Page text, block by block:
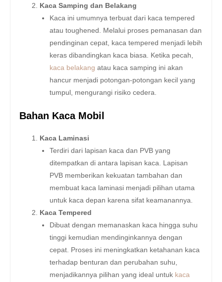
Kaca Samping dan Belakang
Kaca ini umumnya terbuat dari kaca tempered
atau toughened. Melalui proses pemanasan dan
pendinginan cepat, kaca tempered menjadi lebih
keras dibandingkan kaca biasa. Ketika pecah,
kaca belakang atau kaca samping ini akan
hancur menjadi potongan-potongan kecil yang
tumpul, mengurangi risiko cedera.
Bahan Kaca Mobil
Kaca Laminasi
Terdiri dari lapisan kaca dan PVB yang
ditempatkan di antara lapisan kaca. Lapisan
PVB memberikan kekuatan tambahan dan
membuat kaca laminasi menjadi pilihan utama
untuk kaca depan karena sifat keamanannya.
Kaca Tempered
Dibuat dengan memanaskan kaca hingga suhu
tinggi kemudian mendinginkannya dengan
cepat. Proses ini meningkatkan ketahanan kaca
terhadap benturan dan perubahan suhu,
menjadikannya pilihan yang ideal untuk kaca